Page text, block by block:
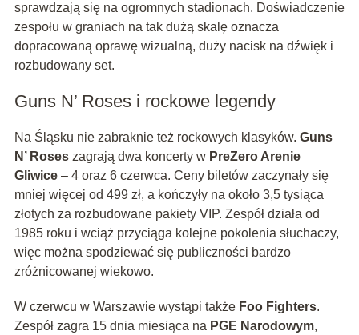
sprawdzają się na ogromnych stadionach. Doświadczenie
zespołu w graniach na tak dużą skalę oznacza
dopracowaną oprawę wizualną, duży nacisk na dźwięk i
rozbudowany set.
Guns N’ Roses i rockowe legendy
Na Śląsku nie zabraknie też rockowych klasyków. Guns
N’ Roseszagrają dwa koncerty w PreZero Arenie
Gliwice– 4 oraz 6 czerwca. Ceny biletów zaczynały się
mniej więcej od 499 zł, a kończyły na około 3,5 tysiąca
złotych za rozbudowane pakiety VIP. Zespół działa od
1985 roku i wciąż przyciąga kolejne pokolenia słuchaczy,
więc można spodziewać się publiczności bardzo
zróżnicowanej wiekowo.
W czerwcu w Warszawie wystąpi także Foo Fighters.
Zespół zagra 15 dnia miesiąca na PGE Narodowym,